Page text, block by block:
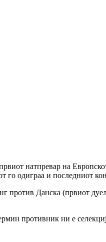
натпревар на
го одиграа и последниот
против Данска (првиот
противник ни е